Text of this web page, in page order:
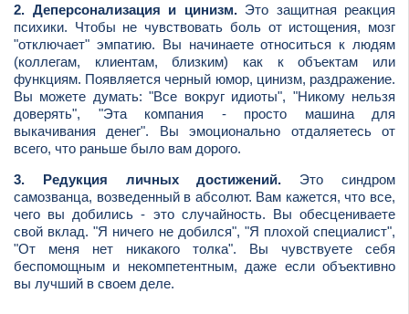
2. Деперсонализация и цинизм.Это защитная реакция
психики. Чтобы не чувствовать боль от истощения, мозг
"отключает" эмпатию. Вы начинаете относиться к людям
(коллегам, клиентам, близким) как к объектам или
функциям. Появляется черный юмор, цинизм, раздражение.
Вы можете думать: "Все вокруг идиоты", "Никому нельзя
доверять", "Эта компания - просто машина для
выкачивания денег". Вы эмоционально отдаляетесь от
всего, что раньше было вам дорого.
3. Редукция личных достижений. Это синдром
самозванца, возведенный в абсолют. Вам кажется, что все,
чего вы добились - это случайность. Вы обесцениваете
свой вклад. "Я ничего не добился", "Я плохой специалист",
"От меня нет никакого толка". Вы чувствуете себя
беспомощным и некомпетентным, даже если объективно
вы лучший в своем деле.